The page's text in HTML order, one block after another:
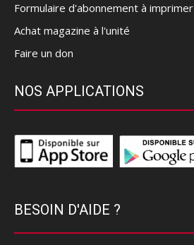
Formulaire d'abonnement à imprimer
Achat magazine à l'unité
Faire un don
NOS APPLICATIONS
BESOIN D'AIDE ?